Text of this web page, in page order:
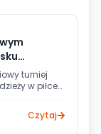
turniej
w piłce
uplasowali
Czytaj